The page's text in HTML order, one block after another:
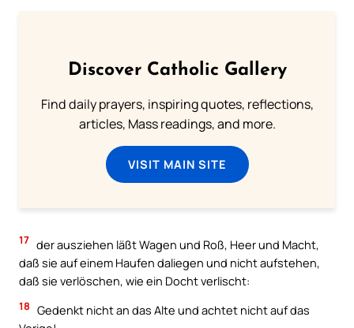
Discover Catholic Gallery
Find daily prayers, inspiring quotes, reflections,
articles, Mass readings, and more.
VISIT MAIN SITE
17 der ausziehen läßt Wagen und Roß, Heer und Macht,
daß sie auf einem Haufen daliegen und nicht aufstehen,
daß sie verlöschen, wie ein Docht verlischt:
18 Gedenkt nicht an das Alte und achtet nicht auf das